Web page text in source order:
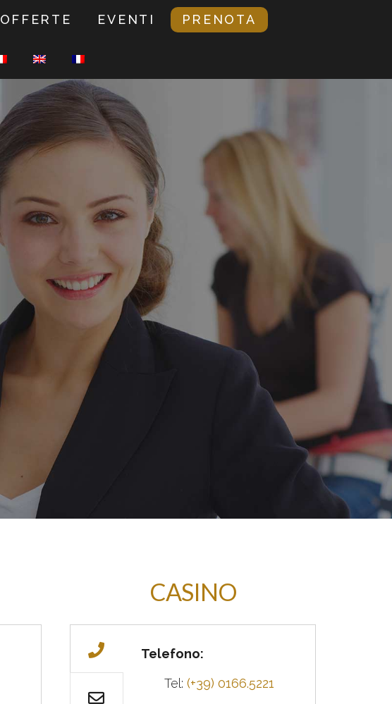
OFFERTE EVENTI PRENOTA
CASINO
Telefono:
Tel:(+39) 0166.5221